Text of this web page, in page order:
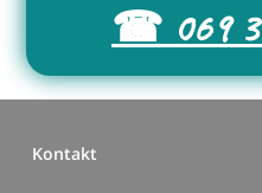
☎ 069
Kontakt